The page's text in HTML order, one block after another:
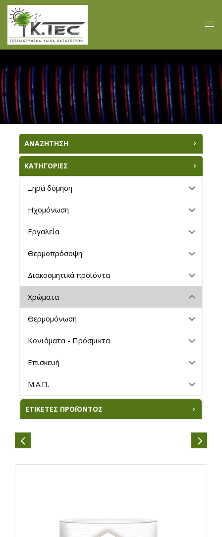
ΑΝΑΖΗΤΗΣΗ
ΚΑΤΗΓΟΡΙΕΣ
Ξηρά δόμηση
Ηχομόνωση
Εργαλεία
Θερμοπρόσοψη
Διακοσμητικά προϊόντα
Χρώματα
Θερμομόνωση
Κονιάματα - Πρόσμικτα
Επισκευή
Μ.Α.Π.
ΕΤΙΚΈΤΕΣ ΠΡΟΪΌΝΤΟΣ